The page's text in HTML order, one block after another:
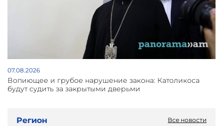
07.08.2026
Вопиющее и грубое нарушение закона: Католикоса
будут судить за закрытыми дверьми
Регион Все новости